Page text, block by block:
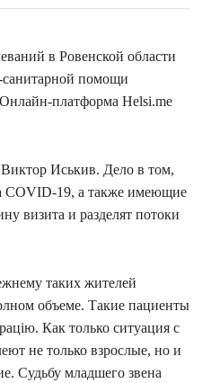
в Ровенской области
санитарной помощи
Онлайн-платформа Helsi.me
Виктор Иськив. Дело в том,
COVID-19, а также имеющие
визита и разделят потоки
таких жителей
объеме. Такие пациенты
Как только ситуация с
не только взрослые, но и
Судьбу младшего звена